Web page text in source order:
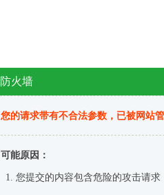
防火墙
您的请求带有不合法参数，已被网站
可能原因：
您提交的内容包含危险的攻击请求